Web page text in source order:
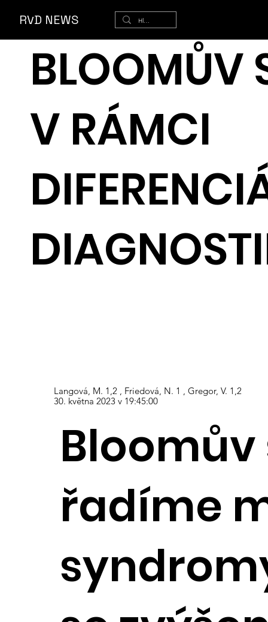
RVD NEWS
BLOOMŮV
V RÁMCI
30. května 2023 v 19:45:00
Langová, M. 1,2 , Friedová, N. 1 , Gregor, V. 1,2
řadíme